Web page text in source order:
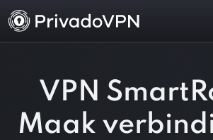
VPN
Maak